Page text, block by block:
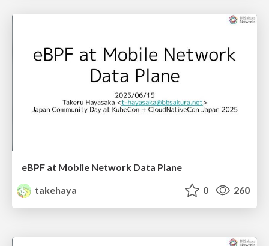
eBPF at Mobile Network Data Plane
takehaya
0 260